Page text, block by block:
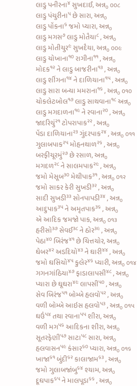
લાડુ પનીરના૪ સુખદાઈ, અન્ન૦ ૦૦૮
લાડુ પંચુરીના૫ છે સારા, અન્ન૦
લાડુ પોંકના૬ જમો પ્યારા, અન્ન૦
લાડુ મગસ૭ લાડુ મોતૈયા૮ , અન્ન૦
લાડુ મોતીચુર૯ સુખદૈયા, અન્ન૦ ૦૦૯
લાડુ ચોખાના૧૦ રાગીના૧૧ , અન્ન૦
મોદક૧૨ ને લાડુ બાજરીના૧૩ , અન્ન૦
લાડુ શીંગના૧૪ ને દાળિયાના૧૫ , અન્ન૦
લાડુ સારા બન્યામમરાના૧૬ , અન્ન૦ ૦૧૦
ચોકલેટબોલ૧૭ લાડુ સાથવાના૧૮ અન્ન૦
લાડુ મગદાળના૧૯ નેરવાના૨૦ , અન્ન૦
જાદરિયું૨૧ ટોપરાપાક૨૨ , અન્ન૦
પેંડા દાળિયાના૨૩ ગુંદરપાક૨૪ , અન્ન૦ ૦૧૧
ગુલાબપાક૨૫ મોહનથાળ૨૬ , અન્ન૦
બરફીચૂરમું૨૭ છે રસાળ, અન્ન૦
મગદળ૨૮ નેસાલમપાક૨૯ , અન્ન૦
જમોમેસૂબ૩૦ મેથીપાક૩૧ , અન્ન૦ ૦૧૨
જમોસાકર કેરી સુખડી૩૨ , અન્ન૦
સાદી સુખડી૩૩ સોનપાપડી૩૪ , અન્ન૦
આદુપાક૩૫ નેઅમૃતપાક૩૬ , અન્ન૦
એ આદિક જમજો પાક, અન્ન૦ ૦૧૩
હરીસો૩૭ સેવઈ૩૮ નેઠોર૩૯ , અન્ન૦
પેઠા૪૦ બિરંજ૪૧ છે ચિત્તચોર, અન્ન૦
ઘેબર૪૨ અડદિયો૪૩ ને ઘારી૪૪ , અન્ન૦
જમો ઘસિયો૪૫ કુલેર૪૬ પ્યારી, અન્ન૦ ૦૧૪
ગગનગાંઠિયા૪૭ ફાડાલાપસી૪૮ , અન્ન૦
પ્યારા છેઘૂઘરા૪૯ લાપસી૫૦ , અન્ન૦
સેવ બિરંજ૫૧ બોમ્બે હલવો૫૨ , અન્ન૦
વળી બોમ્બે આઇસ હલવો૫૩ , અન્ન૦ ૦૧૫
ઘઉં૫૪ તથારવાના૫૫ શીરા, અન્ન૦
વળીમગ૫૬ આદિકના શીરા, અન્ન૦
સૂતરફેણી૫૭ સાટા૫૮ સારા, અન્ન૦
હલવાસન૫૯ કંસાર૬૦ પ્યારા, અન્ન૦ ૦૧૬
ખાજા૬૧ બુંદી૬૨ કાલાજામ૬૩ , અન્ન૦
જમોગુલાબજાંબુ૬૪ શ્યામ, અન્ન૦
દૂધપાક૬૫ નેમાલપૂડા૬૬ , અન્ન૦